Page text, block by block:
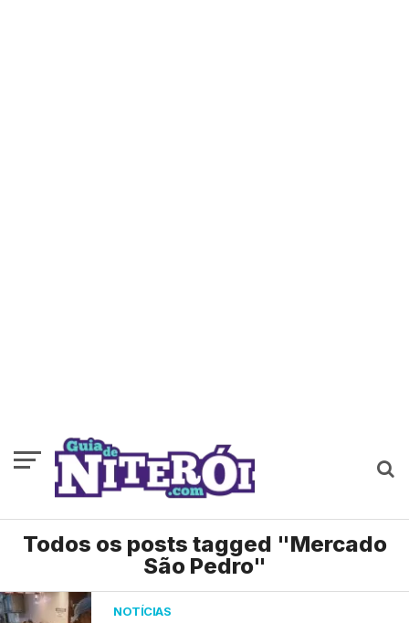
Todos os posts tagged "Mercado
São Pedro"
NOTÍCIAS